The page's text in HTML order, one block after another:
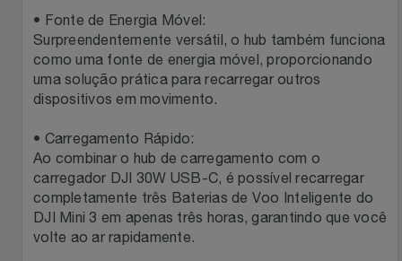
Móveis
Natal
Óculos
Papelaria
Multi
Natura
Oster
Perfumes & Cosméticos
Topstore
• Fonte de Energia Móvel:
Surpreendentemente versátil, o hub também funciona
como uma fonte de energia móvel, proporcionando
uma solução prática para recarregar outros
dispositivos em movimento.
• Carregamento Rápido:
Ao combinar o hub de carregamento com o
carregador DJI 30W USB-C, é possível recarregar
completamente três Baterias de Voo Inteligente do
DJI Mini 3 em apenas três horas, garantindo que você
volte ao ar rapidamente.